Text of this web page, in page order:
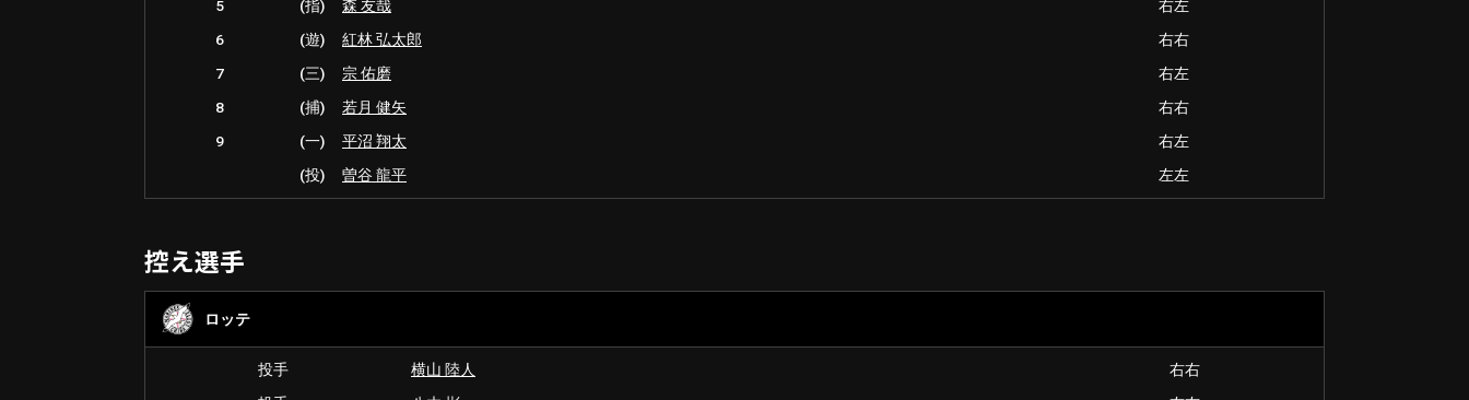
5
(指) 森 友哉
右左
6
(遊) 紅林 弘太郎
右右
7
(三) 宗 佑磨
右左
8
(捕) 若月 健矢
右右
9
(一) 平沼 翔太
右左
(投)
曽谷 龍平 左左
控え選手
ロッテ
投手 横山 陸人
右右